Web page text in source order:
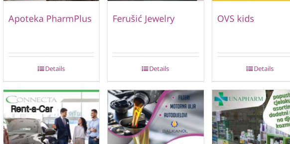
Apoteka PharmPlus
Details
Ferušić Jewelry
Details
OVS kids
Details